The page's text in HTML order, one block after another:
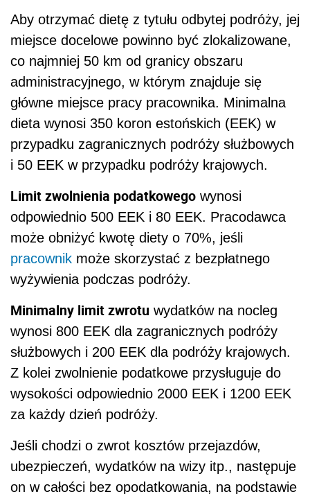
Aby otrzymać dietę z tytułu odbytej podróży, jej
miejsce docelowe powinno być zlokalizowane,
co najmniej 50 km od granicy obszaru
administracyjnego, w którym znajduje się
główne miejsce pracy pracownika. Minimalna
dieta wynosi 350 koron estońskich (EEK) w
przypadku zagranicznych podróży służbowych
i 50 EEK w przypadku podróży krajowych.
Limit zwolnienia podatkowego wynosi
odpowiednio 500 EEK i 80 EEK. Pracodawca
może obniżyć kwotę diety o 70%, jeśli
pracownik może skorzystać z bezpłatnego
wyżywienia podczas podróży.
Minimalny limit zwrotu wydatków na nocleg
wynosi 800 EEK dla zagranicznych podróży
służbowych i 200 EEK dla podróży krajowych.
Z kolei zwolnienie podatkowe przysługuje do
wysokości odpowiednio 2000 EEK i 1200 EEK
za każdy dzień podróży.
Jeśli chodzi o zwrot kosztów przejazdów,
ubezpieczeń, wydatków na wizy itp., następuje
on w całości bez opodatkowania, na podstawie